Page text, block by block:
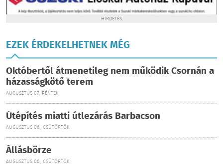
HIRDETÉS
EZEK ÉRDEKELHETNEK MÉG
Októbertől átmenetileg nem működik Csornán a
házasságkötő terem
AUGUSZTUS 07., PÉNTEK
Útépítés miatti útlezárás Barbacson
AUGUSZTUS 06., CSÜTÖRTÖK
Állásbörze
AUGUSZTUS 06., CSÜTÖRTÖK